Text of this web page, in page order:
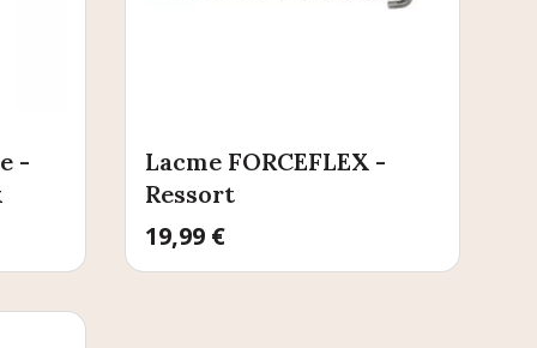
-
Lacme FORCEFLEX -
Ressort
Prix
19,99 €